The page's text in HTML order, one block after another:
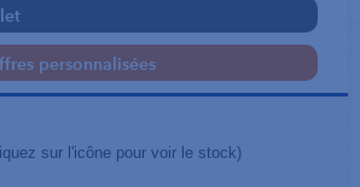
personnalisées
sur l'icône pour voir le stock)